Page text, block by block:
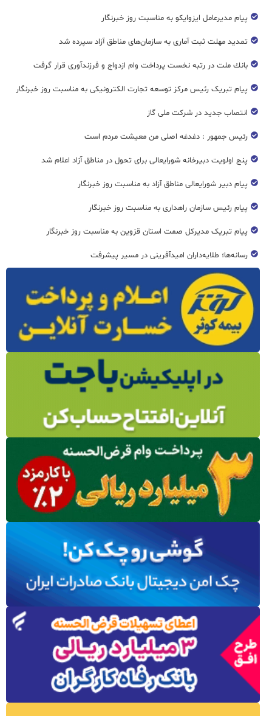
پیام مدیرعامل ایزوایکو به مناسبت روز خبرنگار
تمدید مهلت ثبت آماری به سازمان‌های مناطق آزاد سپرده شد
بانك ملت در رتبه نخست پرداخت وام ازدواج و فرزندآوری قرار گرفت
پیام تبریک رئیس مرکز توسعه تجارت الکترونیکی به مناسبت روز خبرنگار
انتصاب جدید در شرکت ملی گاز
رئیس جمهور : دغدغه اصلی من معیشت مردم است
پنج اولویت دبیرخانه شورایعالی برای تحول در مناطق آزاد اعلام شد
پیام دبیر شورایعالی مناطق آزاد به مناسبت روز خبرنگار
پیام رئیس سازمان راهداری به مناسبت روز خبرنگار
پیام تبریک مدیرکل صمت استان قزوین به مناسبت روز خبرنگار
رسانه‌ها؛ طلایه‌داران امیدآفرینی در مسیر پیشرفت